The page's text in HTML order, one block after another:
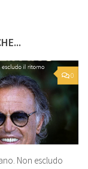
0
Non escludo